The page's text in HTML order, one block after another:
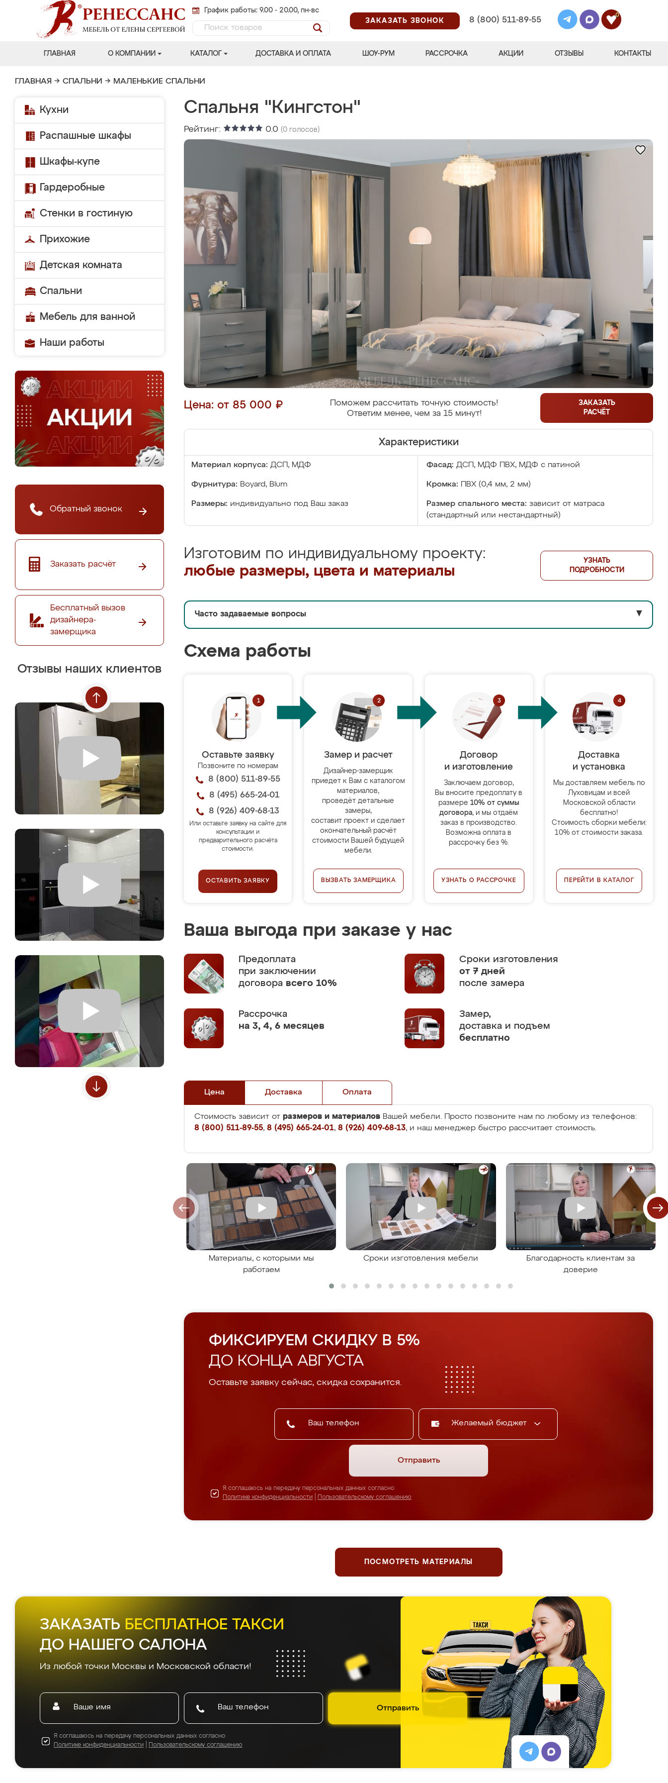
График работы: 9.00 - 20.00, пн-вс
ЗАКАЗАТЬ ЗВОНОК
8 (800) 511-89-55
0
ГЛАВНАЯ О КОМПАНИИ КАТАЛОГ ДОСТАВКА И ОПЛАТА ШОУ-РУМ РАССРОЧКА АКЦИИ ОТЗЫВЫ КОНТАКТЫ
ГЛАВНАЯ → СПАЛЬНИ → МАЛЕНЬКИЕ СПАЛЬНИ
Кухни
Распашные шкафы
Шкафы-купе
Гардеробные
Стенки в гостиную
Прихожие
Детская комната
Спальни
Мебель для ванной
Наши работы
Обратный звонок
Заказать расчёт
Бесплатный вызов
дизайнера-
замерщика
Отзывы наших клиентов
Спальня "Кингстон"
Рейтинг: 0.0 (0 голосов)
Цена: от 85 000 ₽
Поможем рассчитать точную стоимость!
Ответим менее, чем за 15 минут!
ЗАКАЗАТЬ
РАСЧЁТ
Характеристики
Материал корпуса: ДСП, МДФ Фасад: ДСП, МДФ ПВХ, МДФ с патиной
Фурнитура: Boyard, Blum Кромка: ПВХ (0,4 мм, 2 мм)
Размеры: индивидуально под Ваш заказ Размер спального места: зависит от матраса
(стандартный или нестандартный)
Изготовим по индивидуальному проекту:
любые размеры, цвета и материалы
УЗНАТЬ
ПОДРОБНОСТИ
Часто задаваемые вопросы ▼
Схема работы
Оставьте заявку
Позвоните по номерам
8 (800) 511-89-55
8 (495) 665-24-01
8 (926) 409-68-13
Или оставьте заявку на сайте для
консультации и
предварительного расчёта
стоимости.
ОСТАВИТЬ ЗАЯВКУ
Замер и расчет
Дизайнер-замерщик
приедет к Вам с каталогом
материалов,
проведёт детальные
замеры,
составит проект и сделает
окончательный расчёт
стоимости Вашей будущей
мебели.
ВЫЗВАТЬ ЗАМЕРЩИКА
Договор
и изготовление
Заключаем договор,
Вы вносите предоплату в
размере 10% от суммы
договора, и мы отдаём
заказ в производство.
Возможна оплата в
рассрочку без %.
УЗНАТЬ О РАССРОЧКЕ
Доставка
и установка
Мы доставляем мебель по
Луховицам и всей
Московской области
бесплатно!
Стоимость сборки мебели:
10% от стоимости заказа.
ПЕРЕЙТИ В КАТАЛОГ
Ваша выгода при заказе у нас
Предоплата
при заключении
договора всего 10%
Сроки изготовления
от 7 дней
после замера
Рассрочка
на 3, 4, 6 месяцев
Замер,
доставка и подъем
бесплатно
Цена Доставка Оплата
Стоимость зависит от размеров и материалов Вашей мебели. Просто позвоните нам по любому из телефонов:
8 (800) 511-89-55, 8 (495) 665-24-01, 8 (926) 409-68-13, и наш менеджер быстро рассчитает стоимость.
Материалы, с которыми мы
работаем
Сроки изготовления мебели
Благодарность клиентам за
доверие
ФИКСИРУЕМ СКИДКУ В 5%
ДО КОНЦА АВГУСТА
Оставьте заявку сейчас, скидка сохранится.
Желаемый бюджет
Отправить
Я соглашаюсь на передачу персональных данных согласно
Политике конфиденциальности
Пользовательскому соглашению
ПОСМОТРЕТЬ МАТЕРИАЛЫ
ЗАКАЗАТЬ БЕСПЛАТНОЕ ТАКСИ
ДО НАШЕГО САЛОНА
Из любой точки Москвы и Московской области!
Отправить
Я соглашаюсь на передачу персональных данных согласно
Политике конфиденциальности
Пользовательскому соглашению